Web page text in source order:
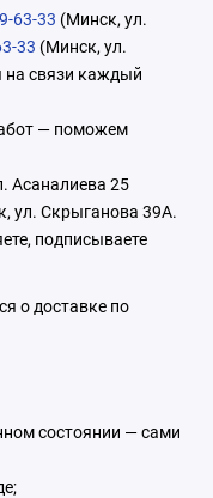
63-33 (Минск, ул.
33 (Минск, ул.
связи каждый
— поможем
Асаналиева 25
ул. Скрыганова 39А.
подписываете
о доставке по
состоянии — сами